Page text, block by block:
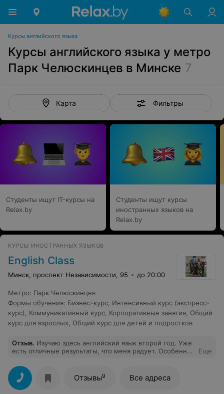
Курсы английского языка
Курсы английского языка у метро
Парк Челюскинцев в Минске 7
Карта Фильтры
Студенты ищут IT-курсы на
Relax.by
Студенты ищут курсы
иностранных языков на
Relax.by
КУРСЫ ИНОСТРАННЫХ ЯЗЫКОВ
English Class
Минск, проспект Независимости, 95 до 20:00
Метро: Парк Челюскинцев
Формы обучения: Бизнес-курс Интенсивный курс (экспресс-
курс)
Коммуникативный курс Корпоративные занятия Общий
курс для взрослых
Общий курс для детей и подростков
Отзыв. Изучаю здесь английский язык второй год. Уже
есть отличные результаты, что меня радует. Особенно
преподавания. Все занятия разбиты по темам, очень
интересно и удобно учиться.
Еще
Отзывы9 Все адреса